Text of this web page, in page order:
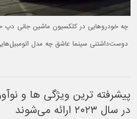
چه خودروهایی در کلکسیون ماشین جانی دپ
دوست‌داشتنی سینما عاشق چه مدل
پیشرفته ترین ویژگی ها و
در سال ۲۰۲۳ ارائه می‌شوند